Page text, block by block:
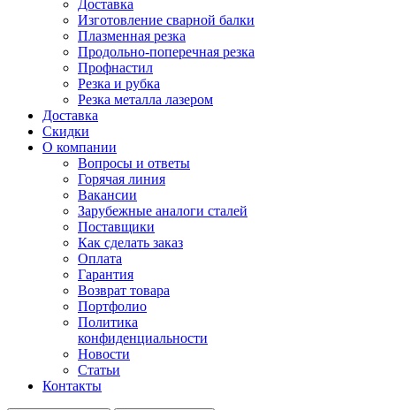
Доставка
Изготовление сварной балки
Плазменная резка
Продольно-поперечная резка
Профнастил
Резка и рубка
Резка металла лазером
Доставка
Скидки
О компании
Вопросы и ответы
Горячая линия
Вакансии
Зарубежные аналоги сталей
Поставщики
Как сделать заказ
Оплата
Гарантия
Возврат товара
Портфолио
Политика
конфиденциальности
Новости
Статьи
Контакты